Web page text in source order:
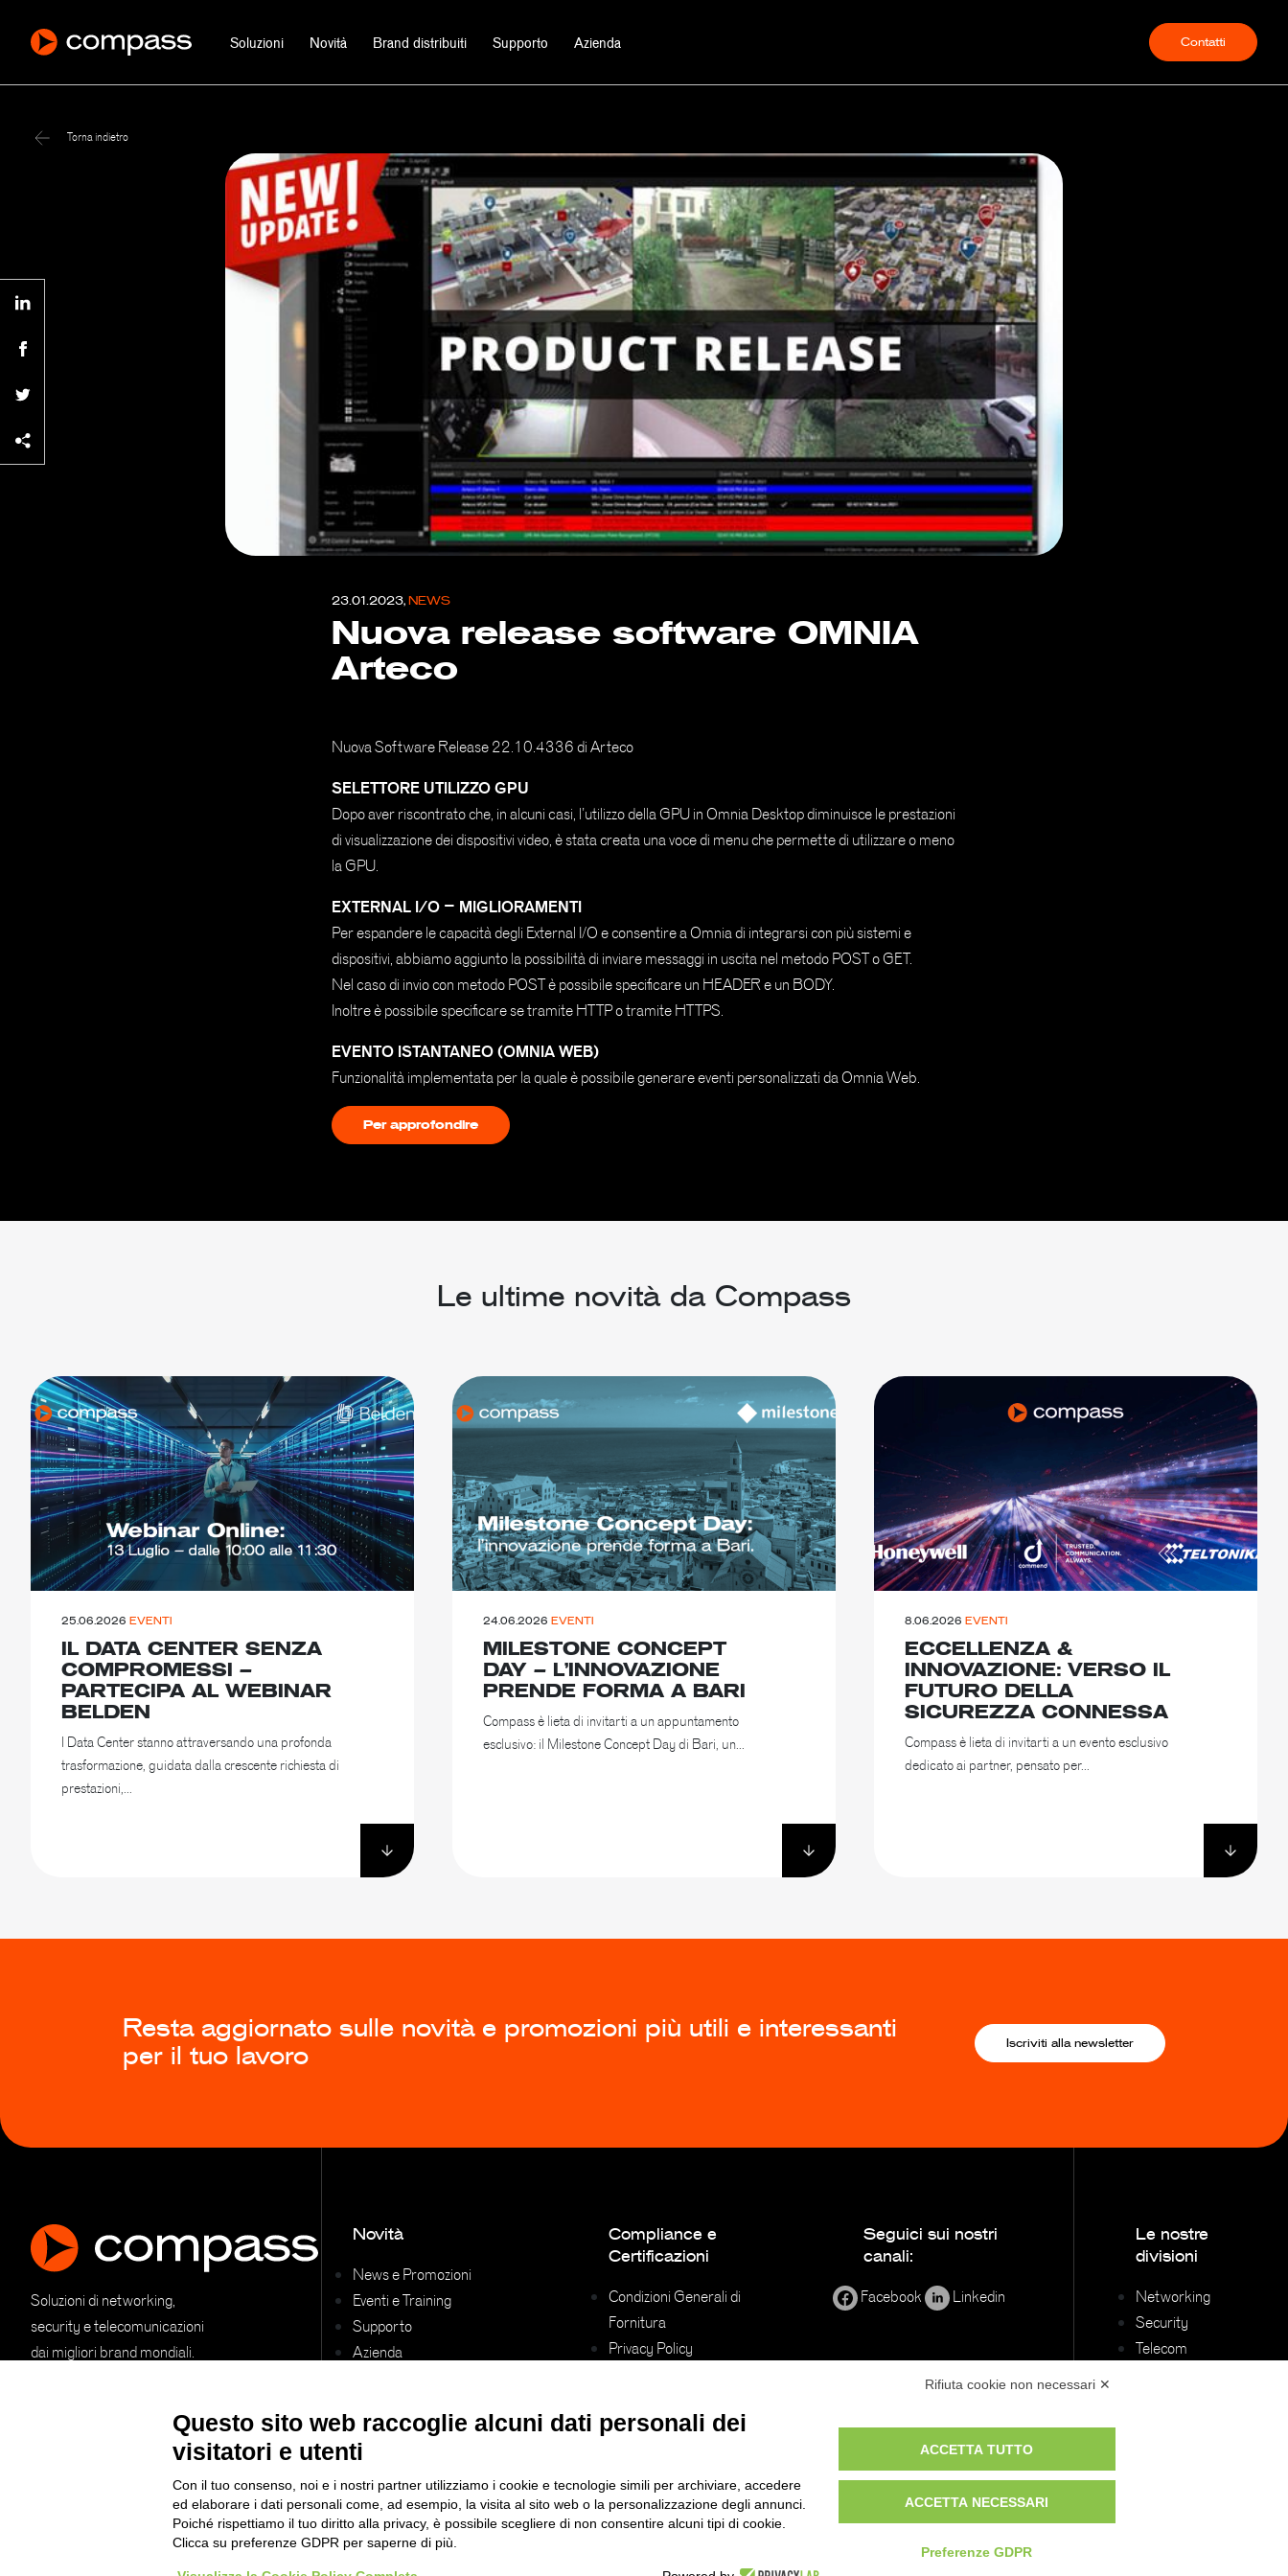
Soluzioni Novità Brand distribuiti Supporto Azienda Contatti
Torna indietro
23.01.2023, NEWS
Nuova release software OMNIA
Arteco
Nuova Software Release 22.10.4336 di Arteco
SELETTORE UTILIZZO GPU
Dopo aver riscontrato che, in alcuni casi, l’utilizzo della GPU in Omnia Desktop diminuisce le prestazioni
di visualizzazione dei dispositivi video, è stata creata una voce di menu che permette di utilizzare o meno
la GPU.
EXTERNAL I/O – MIGLIORAMENTI
Per espandere le capacità degli External I/O e consentire a Omnia di integrarsi con più sistemi e
dispositivi, abbiamo aggiunto la possibilità di inviare messaggi in uscita nel metodo POST o GET.
Nel caso di invio con metodo POST è possibile specificare un HEADER e un BODY.
Inoltre è possibile specificare se tramite HTTP o tramite HTTPS.
EVENTO ISTANTANEO (OMNIA WEB)
Funzionalità implementata per la quale è possibile generare eventi personalizzati da Omnia Web.
Per approfondire
Le ultime novità da Compass
25.06.2026 EVENTI
IL DATA CENTER SENZA
COMPROMESSI –
PARTECIPA AL WEBINAR
BELDEN
I Data Center stanno attraversando una profonda
trasformazione, guidata dalla crescente richiesta di
prestazioni,...
24.06.2026 EVENTI
MILESTONE CONCEPT
DAY – L’INNOVAZIONE
PRENDE FORMA A BARI
Compass è lieta di invitarti a un appuntamento
esclusivo: il Milestone Concept Day di Bari, un...
8.06.2026 EVENTI
ECCELLENZA &
INNOVAZIONE: VERSO IL
FUTURO DELLA
SICUREZZA CONNESSA
Compass è lieta di invitarti a un evento esclusivo
dedicato ai partner, pensato per...
Resta aggiornato sulle novità e promozioni più utili e interessanti
per il tuo lavoro
Iscriviti alla newsletter
Soluzioni di networking,
security e telecomunicazioni
dai migliori brand mondiali.
Novità
News e Promozioni
Eventi e Training
Supporto
Azienda
Compliance e
Certificazioni
Condizioni Generali di
Fornitura
Privacy Policy
Voucher Digitalizzazione
Whistleblowing
Seguici sui nostri
canali:
Facebook Linkedin
Le nostre
divisioni
Networking
Security
Telecom
– un brand di Sirius S.p.A – Strada del Portone 159 - 10095 Grugliasco (TO)
Rifiuta cookie non necessari ✕
Questo sito web raccoglie alcuni dati personali dei
visitatori e utenti
Con il tuo consenso, noi e i nostri partner utilizziamo i cookie e tecnologie simili per archiviare, accedere
ed elaborare i dati personali come, ad esempio, la visita al sito web o la personalizzazione degli annunci.
Poiché rispettiamo il tuo diritto alla privacy, è possibile scegliere di non consentire alcuni tipi di cookie.
Clicca su preferenze GDPR per saperne di più.
ACCETTA TUTTO
ACCETTA NECESSARI
Preferenze GDPR